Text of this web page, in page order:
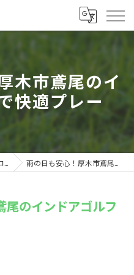
木市鳶尾のイ
快適プレー
ム 雨の日も安心！厚木市鳶尾のインドアゴルフで快適プレー
尾のインドアゴルフ